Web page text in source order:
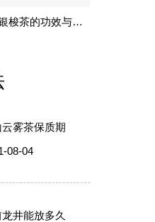
汉水银梭茶的功效与作用
雾茶保质期
08-04
井能放多久